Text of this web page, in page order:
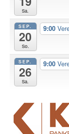
Sa.
SEP.
20
So.
9:00
SEP.
26
Sa.
9:00